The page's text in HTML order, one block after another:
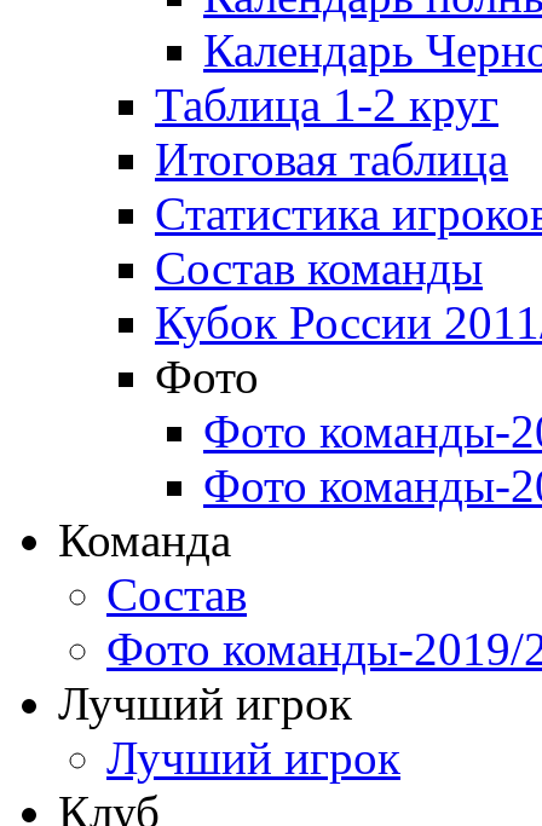
Календарь
Таблица 1-2 круг
Итоговая таблица
Статистика
Состав команды
Кубок России
Фото
Фото команды-
Фото команды-
Команда
Состав
Фото команды-2019/
Лучший игрок
Лучший игрок
Клуб